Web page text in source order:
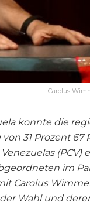
Carolus
konnte die
31 Prozent 67
(PCV)
im
Carolus
Wahl und